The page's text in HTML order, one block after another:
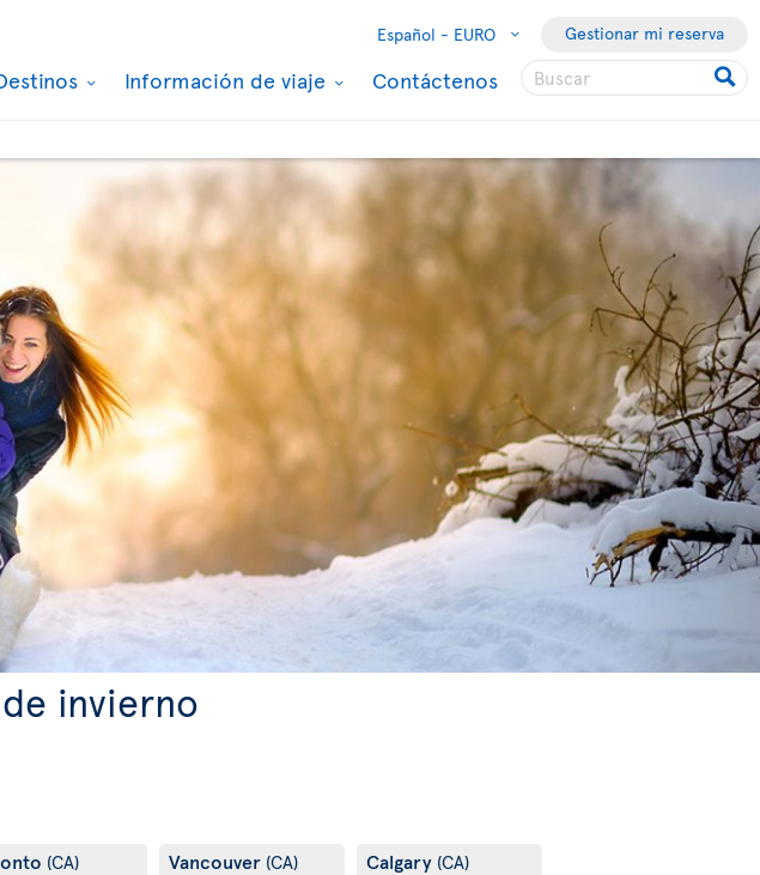
Español - EURO Gestionar mi reserva
Información de viaje Contáctenos
invierno
(CA) Vancouver (CA) Calgary (CA)